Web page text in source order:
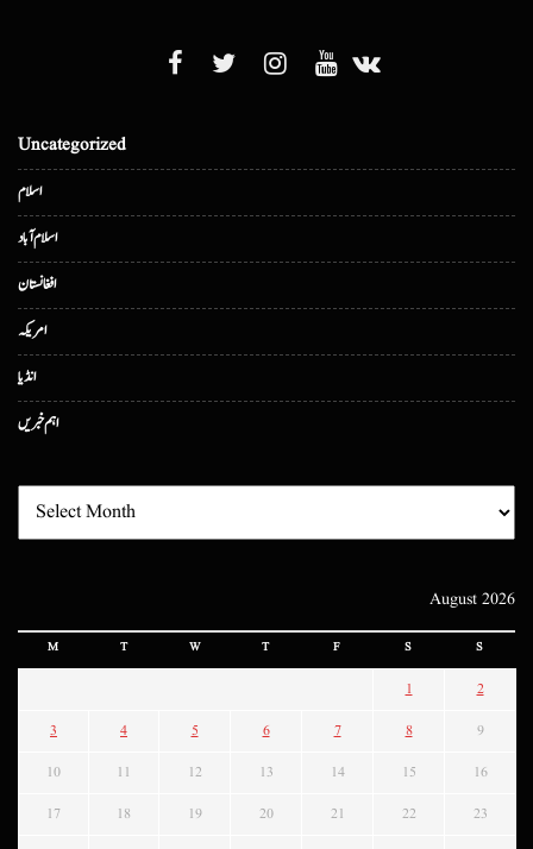
Uncategorized
اسلام
اسلام آباد
افغانستان
امریکہ
انڈیا
اہم خبریں
August 2026
M T W T F S S
1 2
3 4 5 6 7 8 9
10 11 12 13 14 15 16
17 18 19 20 21 22 23